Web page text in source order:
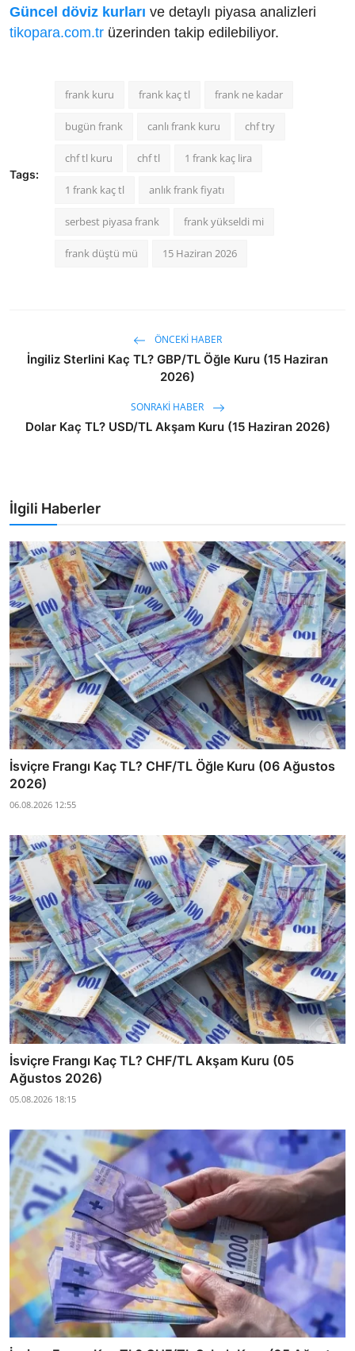
Güncel döviz kurları ve detaylı piyasa analizleri
tikopara.com.tr üzerinden takip edilebiliyor.
Tags:
frank kuru frank kaç tl frank ne kadar
bugün frank canlı frank kuru chf try
chf tl kuru chf tl 1 frank kaç lira
1 frank kaç tl anlık frank fiyatı
serbest piyasa frank frank yükseldi mi
frank düştü mü 15 Haziran 2026
ÖNCEKI HABER
İngiliz Sterlini Kaç TL? GBP/TL Öğle Kuru (15 Haziran
2026)
SONRAKI HABER
Dolar Kaç TL? USD/TL Akşam Kuru (15 Haziran 2026)
İlgili Haberler
İsviçre Frangı Kaç TL? CHF/TL Öğle Kuru (06 Ağustos
2026)
06.08.2026 12:55
İsviçre Frangı Kaç TL? CHF/TL Akşam Kuru (05
Ağustos 2026)
05.08.2026 18:15